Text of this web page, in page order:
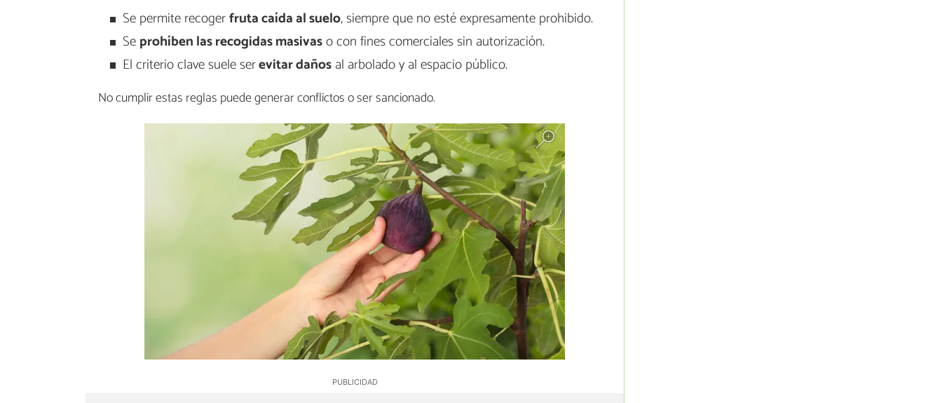
Se permite recogerfruta caída al suelo, siempre que no esté expresamente prohibido.
Seprohíben las recogidas masivaso con fines comerciales sin autorización.
El criterio clave suele serevitar dañosal arbolado y al espacio público.
No cumplir estas reglas puede generar conflictos o ser sancionado.